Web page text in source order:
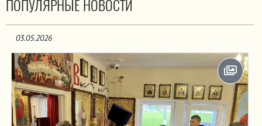
ПОПУЛЯРНЫЕ НОВОСТИ
03.05.2026